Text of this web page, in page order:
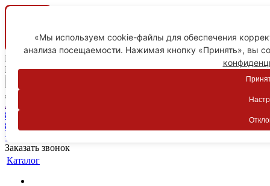
Ваш город
Пятигорск
Личный кабинет
8-800-775-59-89
8-800-775-59-89
+7 918 754-83-77
Заказать звонок
Каталог
«Мы используем cookie-файлы для обеспечения
анализа посещаемости. Нажимая кнопку «Принять», вы